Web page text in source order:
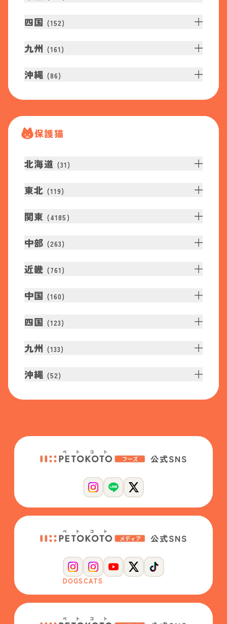
四国 (152)
九州 (161 )
沖縄 (86)
保護猫
北海道 (31 )
東北 (119)
関東 (4185 )
中部 (263)
近畿 (761 )
中国 (160)
四国 (123)
九州 (133)
沖縄 (52)
DOGSCATS